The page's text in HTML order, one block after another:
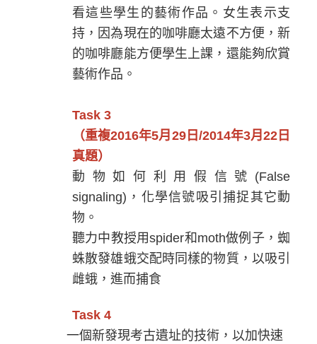
看這些學生的藝術作品。女生表示支
持，因為現在的咖啡廳太遠不方便，新
的咖啡廳能方便學生上課，還能夠欣賞
藝術作品。
Task 3
（重複2016年5月29日/2014年3月22日
真題）
動物如何利用假信號(False
signaling)，化學信號吸引捕捉其它動
物。
聽力中教授用spider和moth做例子，蜘
蛛散發雄蛾交配時同樣的物質，以吸引
雌蛾，進而捕食
Task 4
一個新發現考古遺址的技術，以加快速